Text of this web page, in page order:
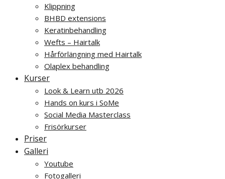
Klippning
BHBD extensions
Keratinbehandling
Wefts – Hairtalk
Hårförlängning med Hairtalk
Olaplex behandling
Kurser
Look & Learn utb 2026
Hands on kurs i SoMe
Social Media Masterclass
Frisörkurser
Priser
Galleri
Youtube
Fotogalleri